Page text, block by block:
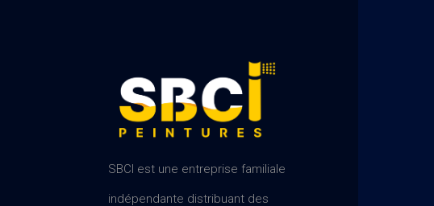
SBCI est une entreprise familiale
indépendante distribuant des